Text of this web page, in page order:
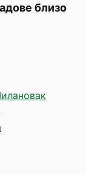
близо